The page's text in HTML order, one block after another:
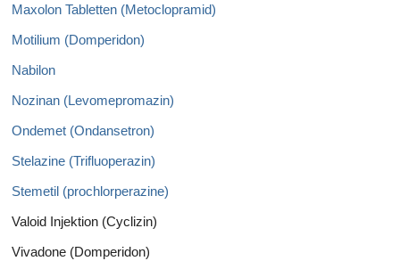
Maxolon Tabletten (Metoclopramid)
Motilium (Domperidon)
Nabilon
Nozinan (Levomepromazin)
Ondemet (Ondansetron)
Stelazine (Trifluoperazin)
Stemetil (prochlorperazine)
Valoid Injektion (Cyclizin)
Vivadone (Domperidon)